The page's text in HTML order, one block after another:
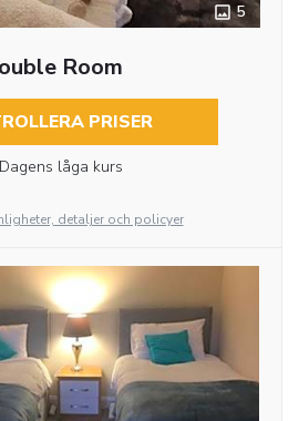
5
Room
PRISER
Dagens låga kurs
detaljer och policyer